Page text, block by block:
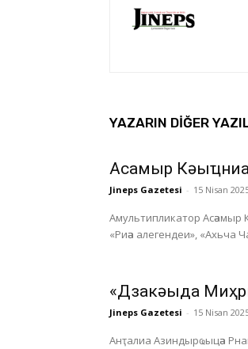
YAZARIN DIĞER
Асҭамыр
Jineps Gazetesi - 15 Nisan
Амультипликатор Асәамыр
«Риәа алегендеи», «Ахьча
«Дзакәыда
Jineps Gazetesi - 15 Nisan
Анҭалиа Азиндырҩыцәа